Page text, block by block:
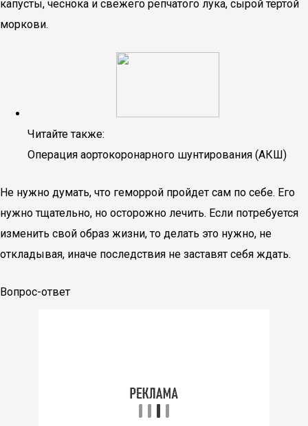
капусты, чеснока и свежего репчатого лука, сырой тертой
моркови.
Читайте также:
Операция аортокоронарного шунтирования (АКШ)
Не нужно думать, что геморрой пройдет сам по себе. Его
нужно тщательно, но осторожно лечить. Если потребуется
изменить свой образ жизни, то делать это нужно, не
откладывая, иначе последствия не заставят себя ждать.
Вопрос-ответ